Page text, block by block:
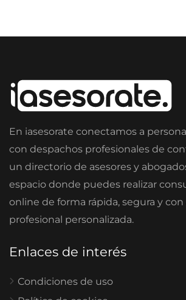
En iasesorate conectamos a
con despachos profesionales de
un directorio de asesores y
espacio donde puedes realizar
online de forma rápida, segura y
profesional personalizada.
Enlaces de interés
Condiciones de uso